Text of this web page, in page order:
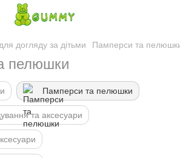
догляду за дітьми Памперси та
пелюшки
Памперси та пелюшки
та аксесуари